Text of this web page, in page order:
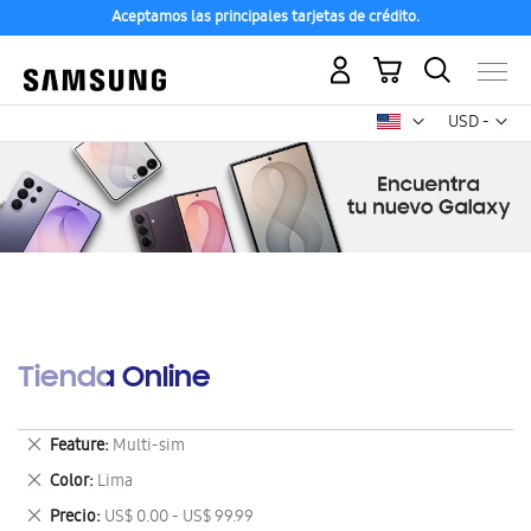
Aceptamos las principales tarjetas de crédito.
USD -
dólar
Mi carrito
Tienda Online
Feature Multi-sim
Eliminar
este
artículo
Color Lima
Eliminar
este
Precio US$ 0.00 - US$ 99.99
Eliminar